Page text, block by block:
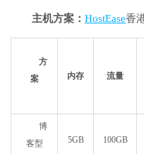
主机方案： HostEase香
方
案
内存 流量
博
客型
5GB 100GB